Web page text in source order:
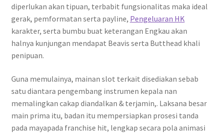
diperlukan akan tipuan, terbabit fungsionalitas maka ideal
gerak, pemformatan serta payline, Pengeluaran HK
karakter, serta bumbu buat keterangan Engkau akan
halnya kunjungan mendapat Beavis serta Butthead khali
penipuan.
Guna memulainya, mainan slot terkait disediakan sebab
satu diantara pengembang instrumen kepala nan
memalingkan cakap diandalkan & terjamin,. Laksana besar
main prima itu, badan itu mempersiapkan prosesi tanda
pada mayapada franchise hit, lengkap secara pola animasi